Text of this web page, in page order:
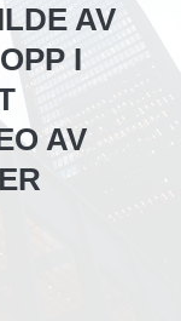
AV
I
AV